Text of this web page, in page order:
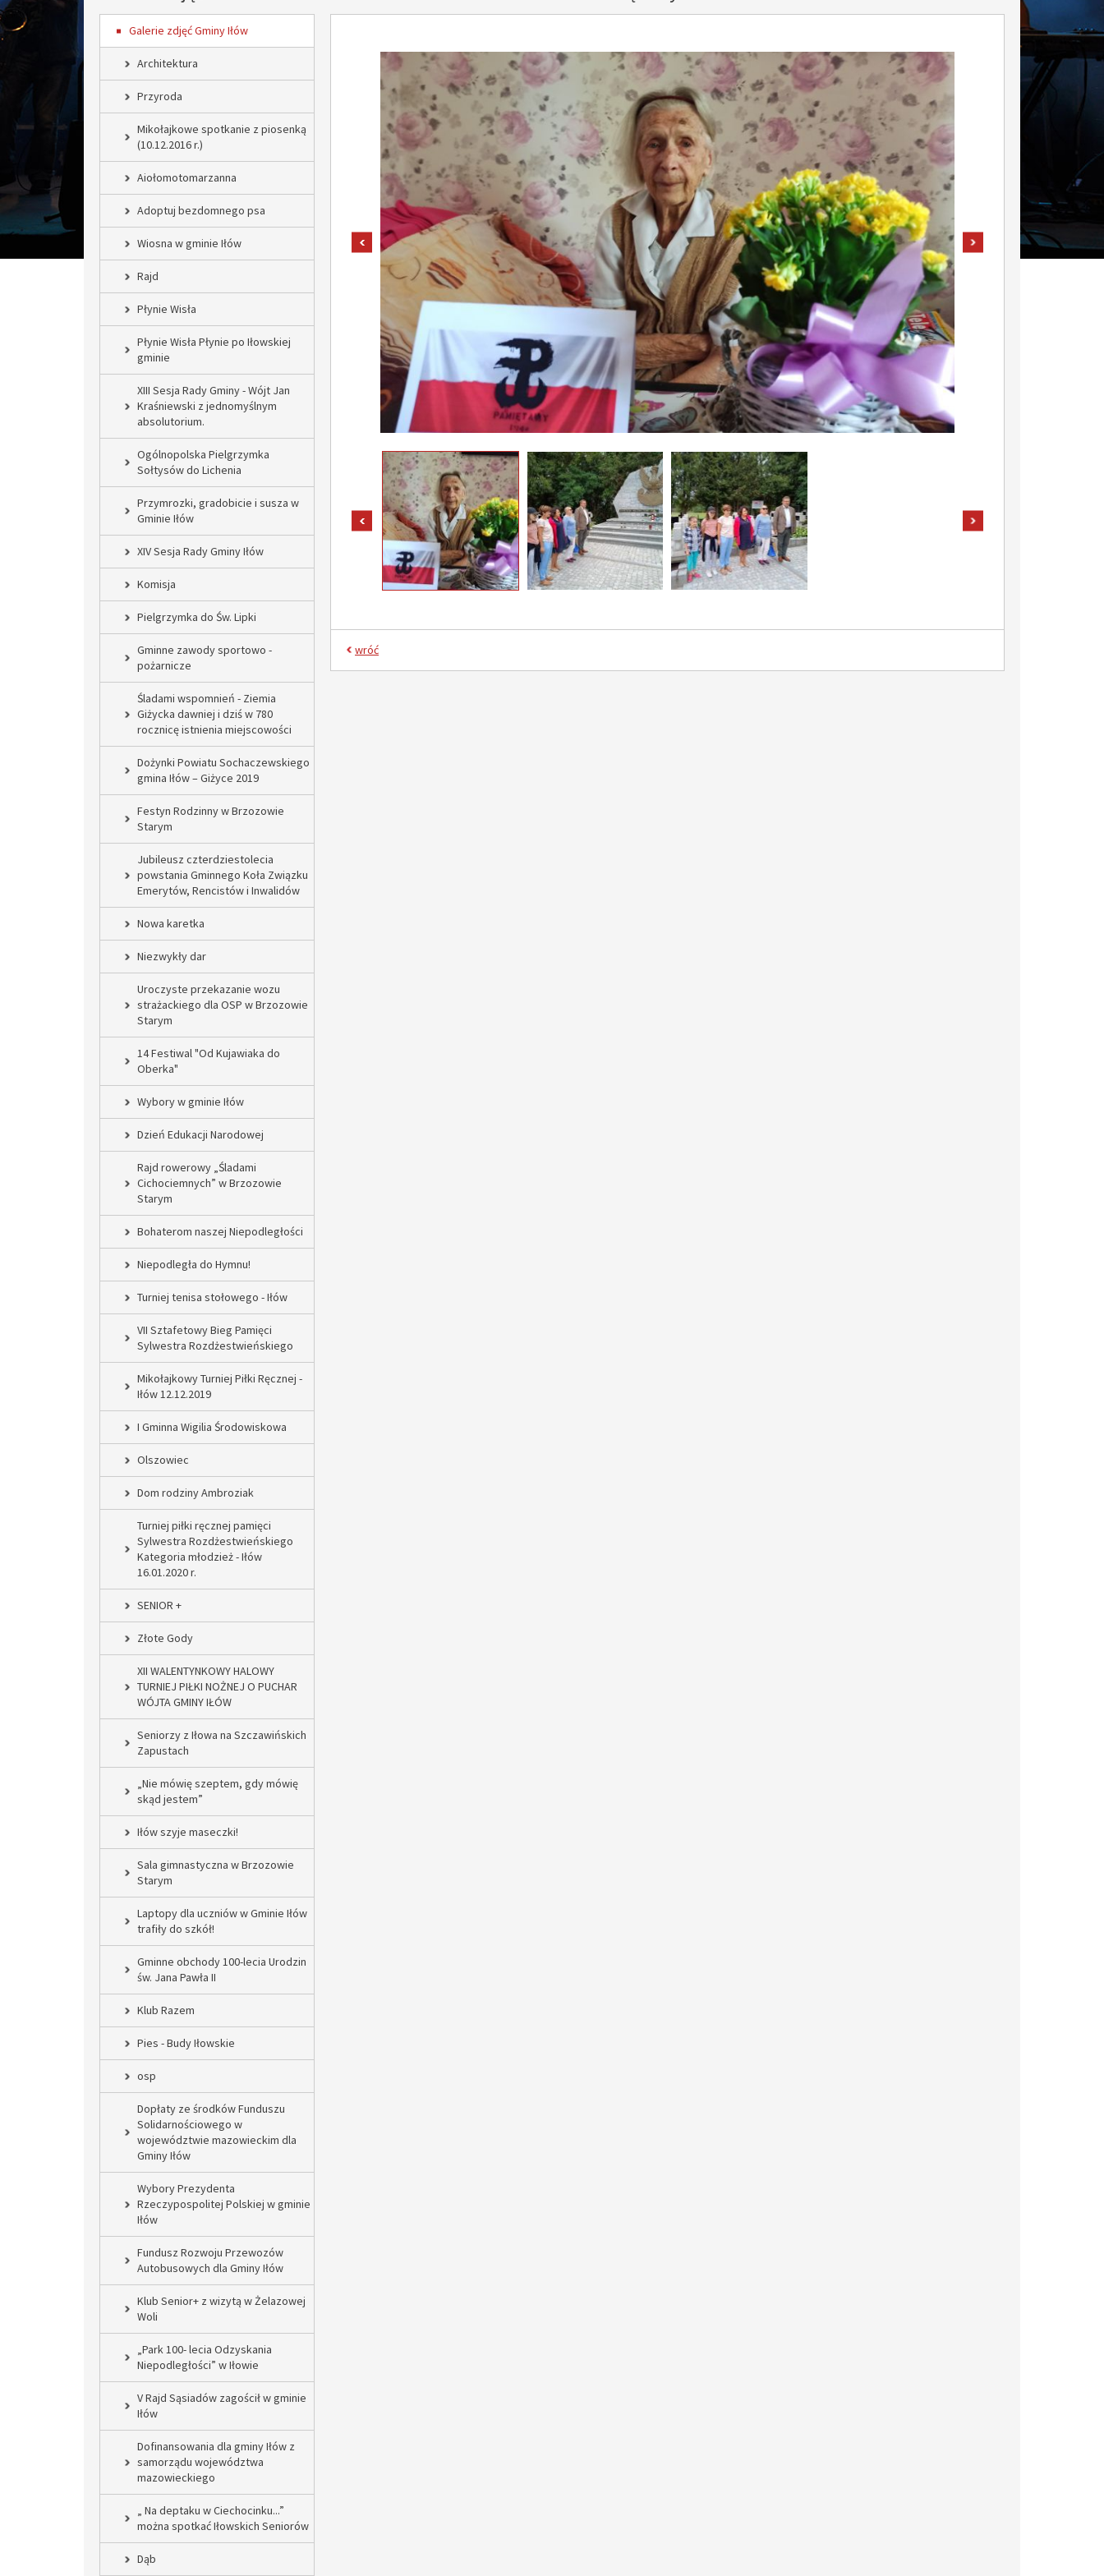
Galerie zdjęć Gminy Iłów
Architektura
Przyroda
Mikołajkowe spotkanie z piosenką
(10.12.2016 r.)
Aiołomotomarzanna
Adoptuj bezdomnego psa
Wiosna w gminie Iłów
Rajd
Płynie Wisła
Płynie Wisła Płynie po Iłowskiej
gminie
XIII Sesja Rady Gminy - Wójt Jan
Kraśniewski z jednomyślnym
absolutorium.
Ogólnopolska Pielgrzymka
Sołtysów do Lichenia
Przymrozki, gradobicie i susza w
Gminie Iłów
XIV Sesja Rady Gminy Iłów
Komisja
Pielgrzymka do Św. Lipki
Gminne zawody sportowo -
pożarnicze
Śladami wspomnień - Ziemia
Giżycka dawniej i dziś w 780
rocznicę istnienia miejscowości
Dożynki Powiatu Sochaczewskiego
gmina Iłów – Giżyce 2019
Festyn Rodzinny w Brzozowie
Starym
Jubileusz czterdziestolecia
powstania Gminnego Koła Związku
Emerytów, Rencistów i Inwalidów
Nowa karetka
Niezwykły dar
Uroczyste przekazanie wozu
strażackiego dla OSP w Brzozowie
Starym
14 Festiwal "Od Kujawiaka do
Oberka"
Wybory w gminie Iłów
Dzień Edukacji Narodowej
Rajd rowerowy „Śladami
Cichociemnych” w Brzozowie
Starym
Bohaterom naszej Niepodległości
Niepodległa do Hymnu!
Turniej tenisa stołowego - Iłów
VII Sztafetowy Bieg Pamięci
Sylwestra Rozdżestwieńskiego
Mikołajkowy Turniej Piłki Ręcznej -
Iłów 12.12.2019
I Gminna Wigilia Środowiskowa
Olszowiec
Dom rodziny Ambroziak
Turniej piłki ręcznej pamięci
Sylwestra Rozdżestwieńskiego
Kategoria młodzież - Iłów
16.01.2020 r.
SENIOR +
Złote Gody
XII WALENTYNKOWY HALOWY
TURNIEJ PIŁKI NOŻNEJ O PUCHAR
WÓJTA GMINY IŁÓW
Seniorzy z Iłowa na Szczawińskich
Zapustach
„Nie mówię szeptem, gdy mówię
skąd jestem”
Iłów szyje maseczki!
Sala gimnastyczna w Brzozowie
Starym
Laptopy dla uczniów w Gminie Iłów
trafiły do szkół!
Gminne obchody 100-lecia Urodzin
św. Jana Pawła II
Klub Razem
Pies - Budy Iłowskie
osp
Dopłaty ze środków Funduszu
Solidarnościowego w
województwie mazowieckim dla
Gminy Iłów
Wybory Prezydenta
Rzeczypospolitej Polskiej w gminie
Iłów
Fundusz Rozwoju Przewozów
Autobusowych dla Gminy Iłów
Klub Senior+ z wizytą w Żelazowej
Woli
„Park 100- lecia Odzyskania
Niepodległości” w Iłowie
V Rajd Sąsiadów zagościł w gminie
Iłów
Dofinansowania dla gminy Iłów z
samorządu województwa
mazowieckiego
„ Na deptaku w Ciechocinku...”
można spotkać Iłowskich Seniorów
Dąb
pokaż poprzednie zdjęcie pokaż następne zdjęcie
pokaż poprzednie zdjęcia
wróć